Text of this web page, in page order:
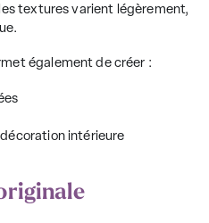
textures varient légèrement,
également de créer :
intérieure